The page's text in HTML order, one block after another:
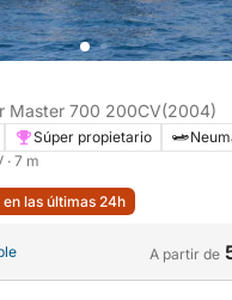
Neumática Master Master 700 200CV(2004)
Súper propietario
· 7 m
las últimas 24h
A partir de